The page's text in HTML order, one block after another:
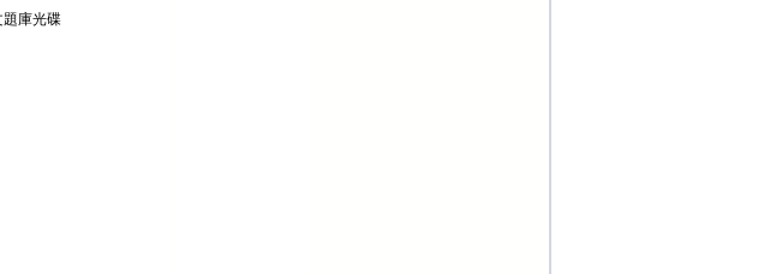
庫光碟